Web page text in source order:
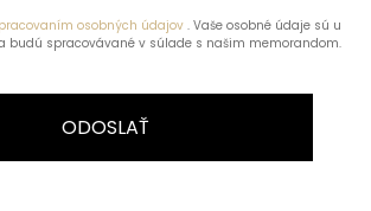
osobných údajov . Vaše osobné údaje sú u
budú spracovávané v súlade s našim memorandom.
ODOSLAŤ